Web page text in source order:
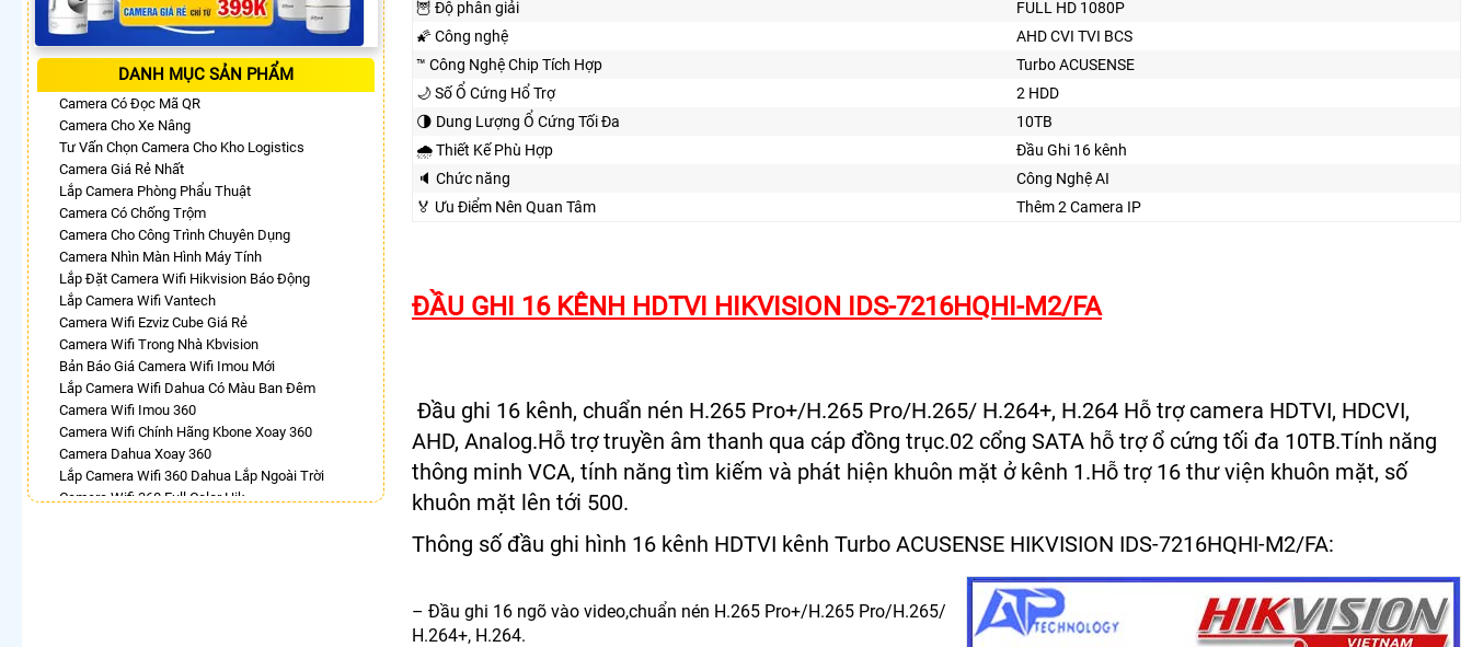
DANH MỤC SẢN PHẨM
Camera Có Đọc Mã QR
Camera Cho Xe Nâng
Tư Vấn Chọn Camera Cho Kho Logistics
Camera Giá Rẻ Nhất
Lắp Camera Phòng Phẩu Thuật
Camera Có Chống Trộm
Camera Cho Công Trình Chuyên Dụng
Camera Nhìn Màn Hình Máy Tính
Lắp Đặt Camera Wifi Hikvision Báo Động
Lắp Camera Wifi Vantech
Camera Wifi Ezviz Cube Giá Rẻ
Camera Wifi Trong Nhà Kbvision
Bản Báo Giá Camera Wifi Imou Mới
Lắp Camera Wifi Dahua Có Màu Ban Đêm
Camera Wifi Imou 360
Camera Wifi Chính Hãng Kbone Xoay 360
Camera Dahua Xoay 360
Lắp Camera Wifi 360 Dahua Lắp Ngoài Trời
Camera Wifi 360 Full Color Hik
🦉 Độ phân giải
FULL HD 1080P
🌠 Công nghệ
AHD CVI TVI BCS
™️ Công Nghệ Chip Tích Hợp
Turbo ACUSENSE
🌙 Số Ổ Cứng Hổ Trợ
2 HDD
🌗 Dung Lượng Ổ Cứng Tối Đa
10TB
🌧️ Thiết Kế Phù Hợp
Đầu Ghi 16 kênh
🔈 Chức năng
Công Nghệ AI
️🏅️ Ưu Điểm Nên Quan Tâm
Thêm 2 Camera IP
ĐẦU GHI 16 KÊNH HDTVI HIKVISION IDS-7216HQHI-M2/FA
Đầu ghi 16 kênh, chuẩn nén H.265 Pro+/H.265 Pro/H.265/ H.264+, H.264 Hỗ trợ camera HDTVI, HDCVI,
AHD, Analog.Hỗ trợ truyền âm thanh qua cáp đồng trục.02 cổng SATA hỗ trợ ổ cứng tối đa 10TB.Tính năng
thông minh VCA, tính năng tìm kiếm và phát hiện khuôn mặt ở kênh 1.Hỗ trợ 16 thư viện khuôn mặt, số
khuôn mặt lên tới 500.
Thông số đầu ghi hình 16 kênh HDTVI kênh Turbo ACUSENSE HIKVISION IDS-7216HQHI-M2/FA:
– Đầu ghi 16 ngõ vào video,chuẩn nén H.265 Pro+/H.265 Pro/H.265/
H.264+, H.264.